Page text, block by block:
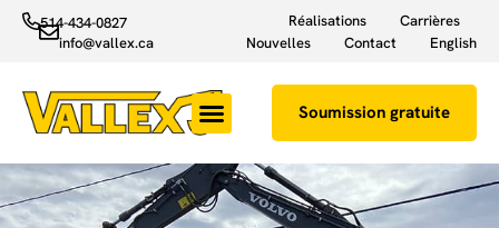
514-434-0827
info@vallex.ca
Réalisations
Carrières
Nouvelles
Contact English
Soumission gratuite